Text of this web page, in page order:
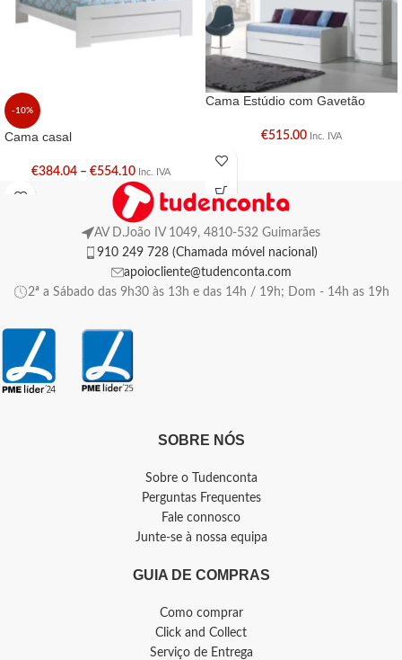
-10%
Cama casal
€384.04 – €554.10 Inc. IVA
Cama Estúdio com Gavetão
€515.00 Inc. IVA
AV D.João IV 1049, 4810-532 Guimarães
910 249 728 (Chamada móvel nacional)
apoiocliente@tudenconta.com
2ª a Sábado das 9h30 às 13h e das 14h / 19h; Dom - 14h as 19h
SOBRE NÓS
Sobre o Tudenconta
Perguntas Frequentes
Fale connosco
Junte-se à nossa equipa
GUIA DE COMPRAS
Como comprar
Click and Collect
Serviço de Entrega